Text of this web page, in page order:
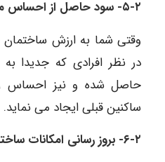
۵-۲- سود حاصل از احساس
وقتی شما به ارزش ساختمان
در نظر افرادی که جدیدا
حاصل شده و نیز احساس
ساکنین قبلی ایجاد می نماید.
۶-۲- بروز رسانی امکانات